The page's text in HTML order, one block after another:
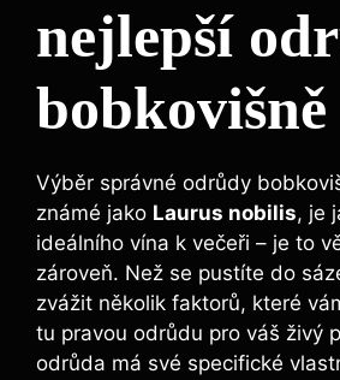
nejlepší
bobkovišně
Výběr správné odrůdy
známé jako Laurus nobilis, je
ideálního vína k večeři – je to
zároveň. Než se pustíte do
zvážit několik faktorů, které
tu pravou odrůdu pro váš živý
odrůda má své specifické